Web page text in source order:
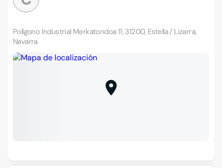
Polígono Industrial Merkatondoa 11, 31200, Estella / Lizarra,
Navarra